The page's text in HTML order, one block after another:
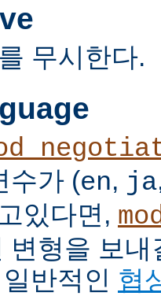
를 무시한다.
수가 (en, ja
있다면,
변형을 보
반적인 협